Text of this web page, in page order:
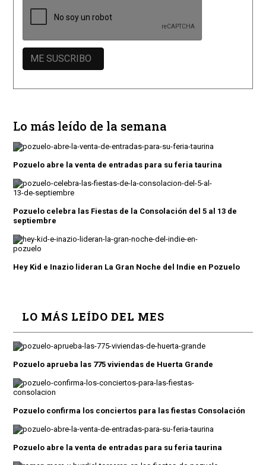
Lo más leído de la semana
Pozuelo abre la venta de entradas para su feria taurina
Pozuelo celebra las Fiestas de la Consolación del 5 al 13 de
septiembre
Hey Kid e Inazio lideran La Gran Noche del Indie en Pozuelo
LO MÁS LEÍDO DEL MES
Pozuelo aprueba las 775 viviendas de Huerta Grande
Pozuelo confirma los conciertos para las fiestas Consolación
Pozuelo abre la venta de entradas para su feria taurina